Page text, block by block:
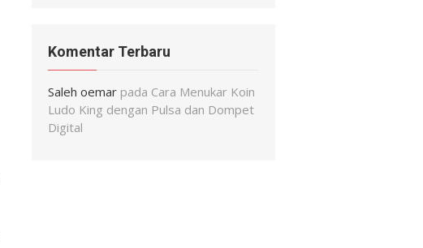
Komentar Terbaru
Saleh oemar pada Cara Menukar Koin
Ludo King dengan Pulsa dan Dompet
Digital